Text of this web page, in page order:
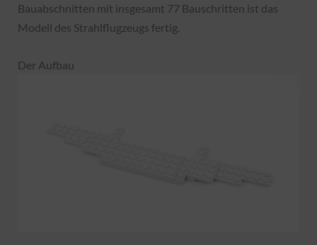
Bauabschnitten mit insgesamt 77 Bauschritten ist das
Modell des Strahlflugzeugs fertig.
Der Aufbau